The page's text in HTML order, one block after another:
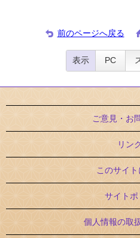
前のページへ戻る
表示 PC
ご意見・お
リン
このサイト
サイトポ
個人情報の取